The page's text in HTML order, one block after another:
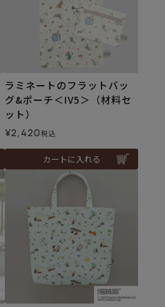
ラミネートのフラットバッ
グ&ポーチ＜IV5＞（材料セ
ット）
¥2,420税込
カートに入れる